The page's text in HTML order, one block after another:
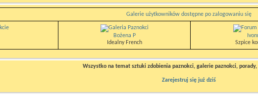
Galerie użytkowników dostępne po zalogowaniu się
Bożena P
Idealny French
Szpice
Wszystko na temat sztuki zdobienia paznokci, galerie paznokci,
Zarejestruj się już dziś